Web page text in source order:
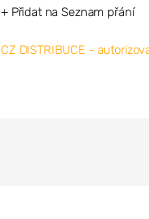
+ Přidat na Seznam přání
CZ DISTRIBUCE -